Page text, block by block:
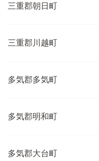
三重郡朝日町
三重郡川越町
多気郡多気町
多気郡明和町
多気郡大台町